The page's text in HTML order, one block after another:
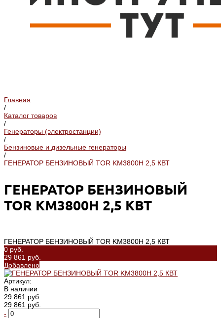
Главная
/
Каталог товаров
/
Генераторы (электростанции)
/
Бензиновые и дизельные генераторы
/
ГЕНЕРАТОР БЕНЗИНОВЫЙ TOR KM3800H 2,5 КВТ
ГЕНЕРАТОР БЕНЗИНОВЫЙ
TOR KM3800H 2,5 КВТ
ГЕНЕРАТОР БЕНЗИНОВЫЙ TOR KM3800H 2,5 КВТ
0 руб.
29 861 руб.
Добавлено
Артикул:
В наличии
29 861 руб.
29 861 руб.
-